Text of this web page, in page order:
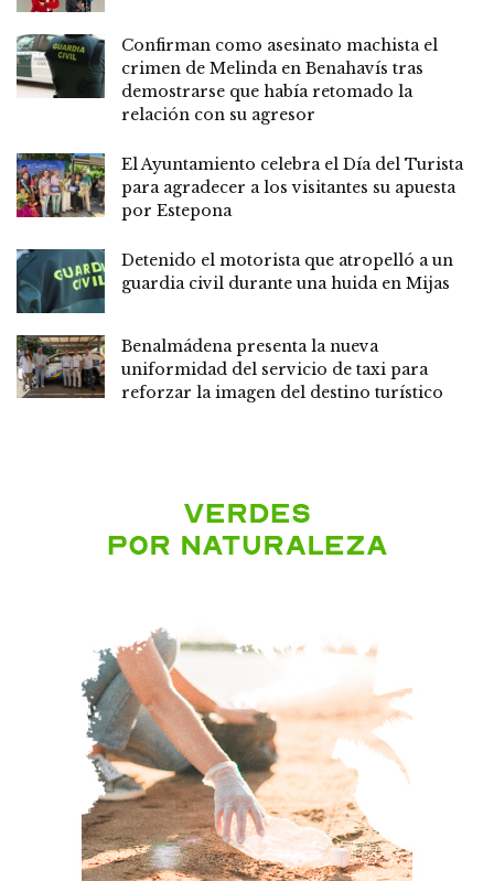
Confirman como asesinato machista el
crimen de Melinda en Benahavís tras
demostrarse que había retomado la
relación con su agresor
El Ayuntamiento celebra el Día del Turista
para agradecer a los visitantes su apuesta
por Estepona
Detenido el motorista que atropelló a un
guardia civil durante una huida en Mijas
Benalmádena presenta la nueva
uniformidad del servicio de taxi para
reforzar la imagen del destino turístico